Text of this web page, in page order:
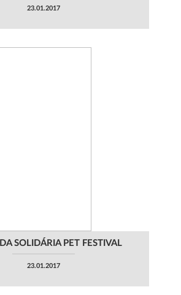
23.01.2017
SOLIDÁRIA PET FESTIVAL
23.01.2017